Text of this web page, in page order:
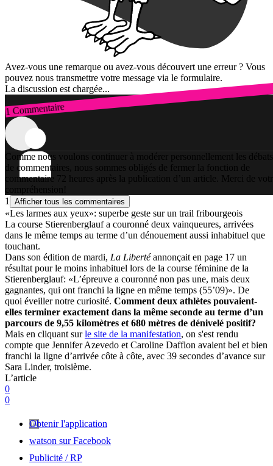
Avez-vous une remarque ou avez-vous découvert une erreur ? Vous
pouvez nous transmettre votre message via le formulaire.
La discussion est chargée...
1 Commentaire
Connexion
Comme nous voulons continuer à modérer personnellement les débats
de commentaires, nous sommes obligés de fermer la fonction de
commentaire 72 heures après la publication d’un article. Merci de
compréhension!
1
Afficher tous les commentaires
«Les larmes aux yeux»: superbe geste sur un trail fribourgeois
La course Stierenberglauf a couronné deux vainqueures, arrivées
dans le même temps au terme d’un dénouement aussi inhabituel que
touchant.
Dans son édition de mardi, La Libertéannonçait en page 17 un
résultat pour le moins inhabituel lors de la course féminine de la
Stierenberglauf: «L’épreuve a couronné non pas une, mais deux
gagnantes, qui ont franchi la ligne en même temps (55’09)». De
quoi éveiller notre curiosité. Comment deux athlètes pouvaient-
elles terminer exactement dans la même seconde au terme d’un
parcours de 9,55 kilomètres et 680 mètres de dénivelé positif?
Mais en cliquant surle site de la manifestation, on s'est rendu
compte que Jennifer Azevedo et Caroline Dafflon avaient bel et bien
franchi la ligne d’arrivée côte à côte, avec 39 secondes d’avance sur
Sara Linder, troisième.
L’article
0
0
Obtenir l'application
watson sur Facebook
Publicité / RP